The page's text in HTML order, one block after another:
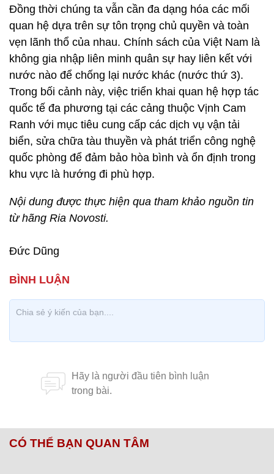
Đồng thời chúng ta vẫn cần đa dạng hóa các mối
quan hệ dựa trên sự tôn trọng chủ quyền và toàn
vẹn lãnh thổ của nhau. Chính sách của Việt Nam là
không gia nhập liên minh quân sự hay liên kết với
nước nào để chống lại nước khác (nước thứ 3).
Trong bối cảnh này, việc triển khai quan hệ hợp tác
quốc tế đa phương tại các cảng thuộc Vịnh Cam
Ranh với mục tiêu cung cấp các dịch vụ vận tải
biển, sửa chữa tàu thuyền và phát triển công nghệ
quốc phòng để đảm bảo hòa bình và ổn định trong
khu vực là hướng đi phù hợp.
Nội dung được thực hiện qua tham khảo nguồn tin
từ hãng Ria Novosti.
Đức Dũng
CÓ THỂ BẠN QUAN TÂM